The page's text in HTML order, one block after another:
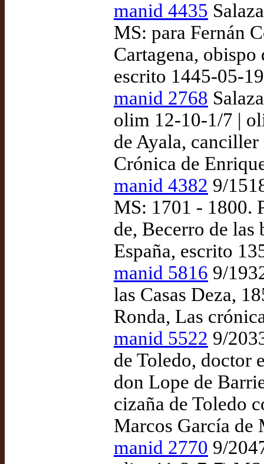
manid 4435
MS: para Fernán
Cartagena,
escrito 1445-05-
manid 2768
olim 12-10-1/7 |
de Ayala,
Crónica de
manid 4382 9/
MS: 1701 - 1800.
de, Becerro de las
España, escrito
manid 5816 9/
las Casas Deza,
Ronda, Las
manid 5522 9/
de Toledo, doctor
don Lope de
cizaña de Toledo
Marcos García de
manid 2770 9/